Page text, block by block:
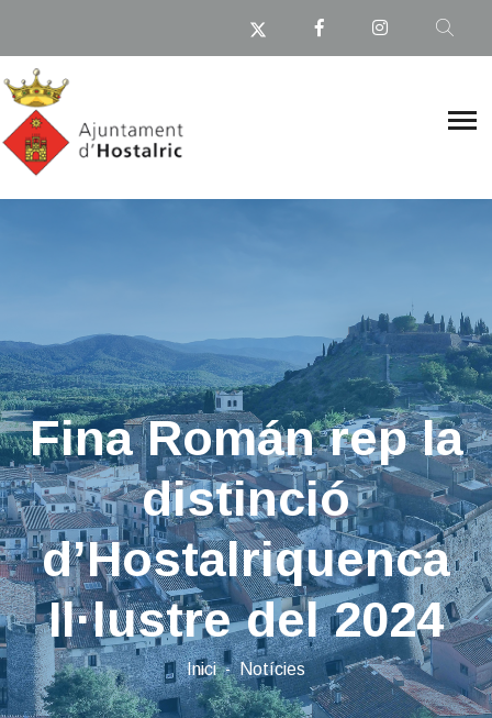
​Fina Román rep la
distinció
d’Hostalriquenca
Il·lustre del 2024
Inici Notícies